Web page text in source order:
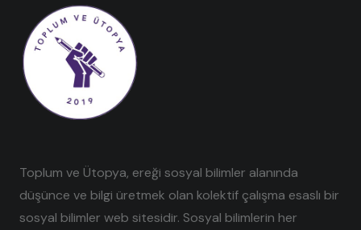
Toplum ve Ütopya, ereği sosyal bilimler alanında
düşünce ve bilgi üretmek olan kolektif çalışma esaslı bir
sosyal bilimler web sitesidir. Sosyal bilimlerin her